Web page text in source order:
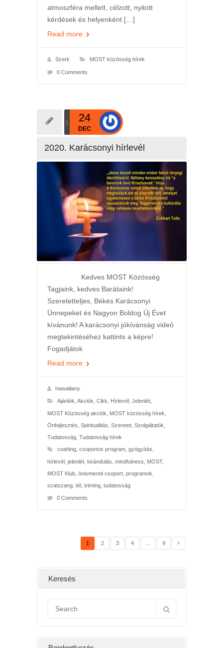
atmoszféra mellett, célzott, nyitott
kérdések és helyenként […]
Read more
Szerk MOST közösség hírek
0 Comments
24
DEC
2020. Karácsonyi hírlevél
Kedves MOST Közösség
Tagjaink, kedves Barátaink!
Szeretetteljes, Békés Karácsonyi
Ünnepeket és Nagyon Boldog Új Évet
kívánunk! A karácsonyi jókívánság videó
megtekintéséhez kattints a képre!
Fogadjátok
Read more
hawaiilany
Ajánlók Akciók Cikk Hírlevél Jelenlét,
MOST Közösség akciók MOST közösség hírek
Önfejlesztés Spiritualitás Szeretet, Szolgáltatók
Tudatosság, Tudatosság hírek
coahing, csoportos program, gyógyítás
hírlevél jelenlét, kirándulás mindfulness MOST,
MOST Klub, önismereti csoport, programok
szatszang, tél tréning, tudatosság
0 Comments
1 2 3 4 9
Keresés